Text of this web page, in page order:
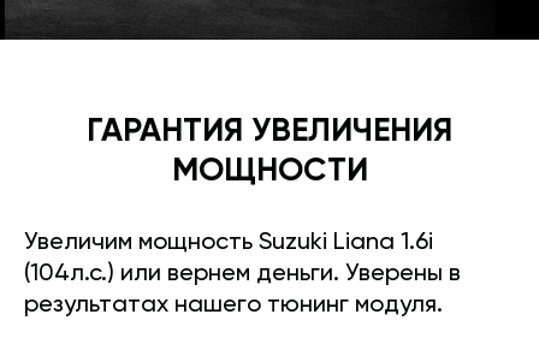
ГАРАНТИЯ УВЕЛИЧЕНИЯ
МОЩНОСТИ
Увеличим мощность Suzuki Liana 1.6i
(104л.с.) или вернем деньги. Уверены в
результатах нашего тюнинг модуля.